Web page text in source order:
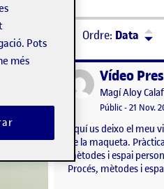
Ordre: Data Ordre:
a PAC2: Cos, objecte i espai
Publicat perVídeo
Publicat per
Magí Aloy Calaf
Visibilitat:
Públic-Data de
21 Nov.
Aquí us deixo el meu
de la maqueta.
mètodes i espai
Procés, mètodes i
Pots
més